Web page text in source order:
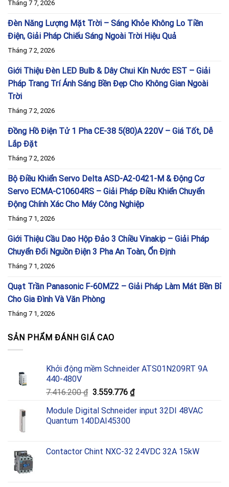
Tháng 7 7, 2026
Đèn Năng Lượng Mặt Trời – Sáng Khỏe Không Lo Tiền
Điện, Giải Pháp Chiếu Sáng Ngoài Trời Hiệu Quả
Tháng 7 2, 2026
Giới Thiệu Đèn LED Bulb & Dây Chui Kín Nước EST – Giải
Pháp Trang Trí Ánh Sáng Bền Đẹp Cho Không Gian Ngoài
Trời
Tháng 7 2, 2026
Đồng Hồ Điện Tử 1 Pha CE-38 5(80)A 220V – Giá Tốt, Dễ
Lắp Đặt
Tháng 7 2, 2026
Bộ Điều Khiển Servo Delta ASD-A2-0421-M & Động Cơ
Servo ECMA-C10604RS – Giải Pháp Điều Khiển Chuyển
Động Chính Xác Cho Máy Công Nghiệp
Tháng 7 1, 2026
Giới Thiệu Cầu Dao Hộp Đảo 3 Chiều Vinakip – Giải Pháp
Chuyển Đổi Nguồn Điện 3 Pha An Toàn, Ổn Định
Tháng 7 1, 2026
Quạt Trần Panasonic F-60MZ2 – Giải Pháp Làm Mát Bền Bỉ
Cho Gia Đình Và Văn Phòng
Tháng 7 1, 2026
SẢN PHẨM ĐÁNH GIÁ CAO
Khởi động mềm Schneider ATS01N209RT 9A
440-480V
7.416.200₫ Giá
là:
7.416.200 ₫.
3.559.776 ₫Giá
tại
Module Digital Schneider input 32DI 48VAC
Quantum 140DAI45300
Contactor Chint NXC-32 24VDC 32A 15kW